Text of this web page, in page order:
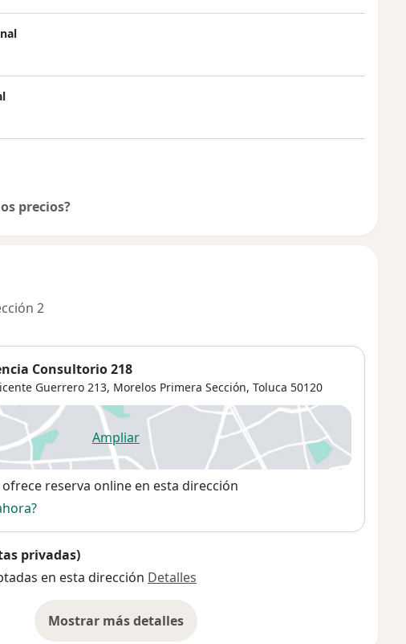
precios?
2
Consultorio 218
Guerrero 213, Morelos Primera Sección, Toluca 50120
Ampliarse abre en una nueva pestaña
reserva online en esta dirección
privadas)
en esta dirección Detalles
Mostrar más detalles
sobre la dirección